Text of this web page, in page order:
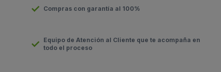
Compras con garantía al 100%
Equipo de Atención al Cliente que te acompaña en
todo el proceso